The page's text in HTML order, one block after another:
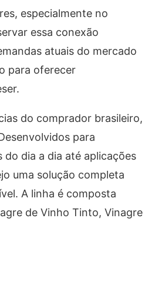
especialmente no
essa conexão
atuais do mercado
para oferecer
do comprador brasileiro,
para
dia a dia até aplicações
uma solução completa
A linha é composta
de Vinho Tinto, Vinagre